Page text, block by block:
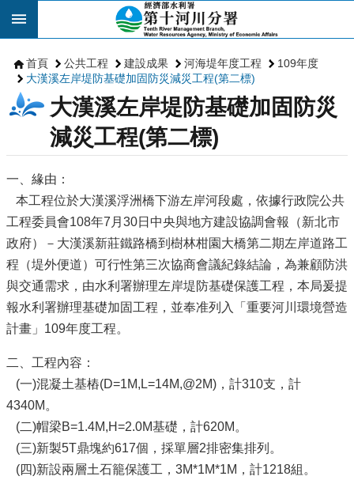
跳到主要內容區塊
首頁 公共工程 建設成果 河海堤年度工程
109年度
大漢溪左岸堤防基礎加固防災減災工程(第二標)
大漢溪左岸堤防基礎加固防災
減災工程(第二標)
一、緣由：
本工程位於大漢溪浮洲橋下游左岸河段處，依據行政院公共
工程委員會108年7月30日中央與地方建設協調會報（新北市
政府）－大漢溪新莊鐵路橋到樹林柑園大橋第二期左岸道路工
程（堤外便道）可行性第三次協商會議紀錄結論，為兼顧防洪
與交通需求，由水利署辦理左岸堤防基礎保護工程，本局爰提
報水利署辦理基礎加固工程，並奉准列入「重要河川環境營造
計畫」109年度工程。
二、工程內容：
(一)混凝土基樁(D=1M,L=14M,@2M)，計310支，計
4340M。
(二)帽梁B=1.4M,H=2.0M基礎，計620M。
(三)新製5T鼎塊約617個，採單層2排密集排列。
(四)新設兩層土石籠保護工，3M*1M*1M，計1218組。